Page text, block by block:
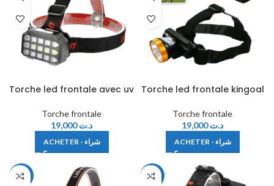
Torche led frontale avec uv
Torche frontale
د.ت19,000
ACHETER - شراء
Torche led frontale kingoal
Torche frontale
د.ت19,000
ACHETER - شراء
-38% -21%